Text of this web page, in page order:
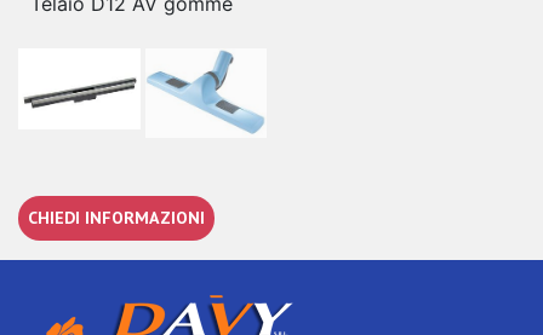
CHIEDI INFORMAZIONI